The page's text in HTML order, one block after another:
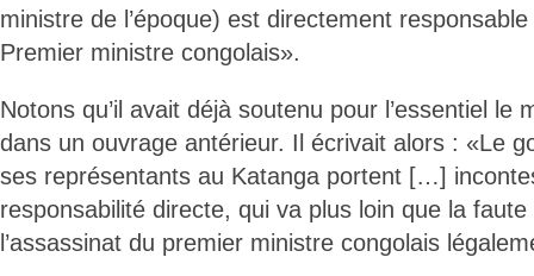
ministre de l’époque) est directement responsable
Premier ministre congolais».
Notons qu’il avait déjà soutenu pour l’essentiel le
dans un ouvrage antérieur. Il écrivait alors : «Le
ses représentants au Katanga portent […]
responsabilité directe, qui va plus loin que la
l’assassinat du premier ministre congolais